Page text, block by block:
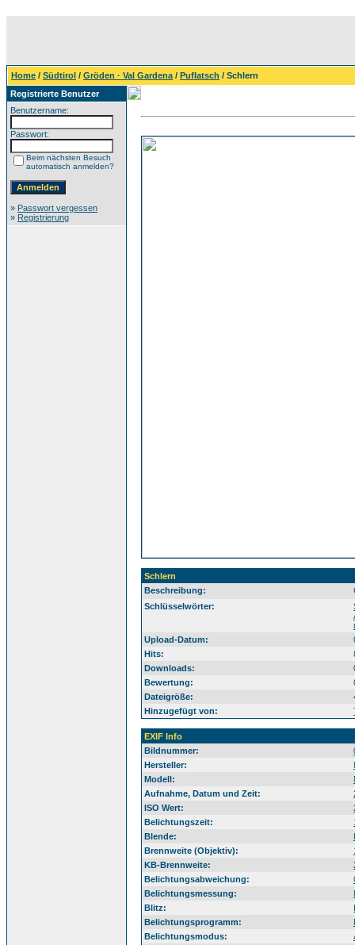
Home / Südtirol / Gröden · Val Gardena / Puflatsch / Schlern
Registrierte Benutzer
Benutzername:
Passwort:
Beim nächsten Besuch
automatisch anmelden?
» Passwort vergessen
» Registrierung
Schlern
Beschreibung:
Schlüsselwörter:
Upload-Datum:
Hits:
Downloads:
Bewertung:
Dateigröße:
Hinzugefügt von:
EXIF Info
Bildnummer:
Hersteller:
Modell:
Aufnahme, Datum und Zeit:
ISO Wert:
Belichtungszeit:
Blende:
Brennweite (Objektiv):
KB-Brennweite:
Belichtungsabweichung:
Belichtungsmessung:
Blitz:
Belichtungsprogramm:
Belichtungsmodus: